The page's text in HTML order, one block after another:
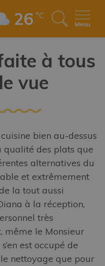
26 °C
Menu
à tous
vue
bien au-dessus
des plats que
alternatives du
et extrêmement
la tout aussi
à la réception,
très
même le Monsieur
est occupé de
nettoyage que pour